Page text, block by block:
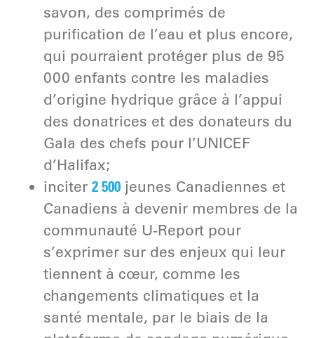
savon, des comprimés de
purification de l’eau et plus encore,
qui pourraient protéger plus de 95
000 enfants contre les maladies
d’origine hydrique grâce à l’appui
des donatrices et des donateurs du
Gala des chefs pour l’UNICEF
d’Halifax;
inciter2 500 jeunes Canadiennes et
Canadiens à devenir membres de la
communauté U-Report pour
s’exprimer sur des enjeux qui leur
tiennent à cœur, comme les
changements climatiques et la
santé mentale, par le biais de la